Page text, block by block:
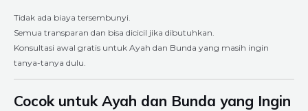
Tidak ada biaya tersembunyi.
Semua transparan dan bisa dicicil jika dibutuhkan.
Konsultasi awal gratis untuk Ayah dan Bunda yang masih ingin
tanya-tanya dulu.
Cocok untuk Ayah dan Bunda yang Ingin